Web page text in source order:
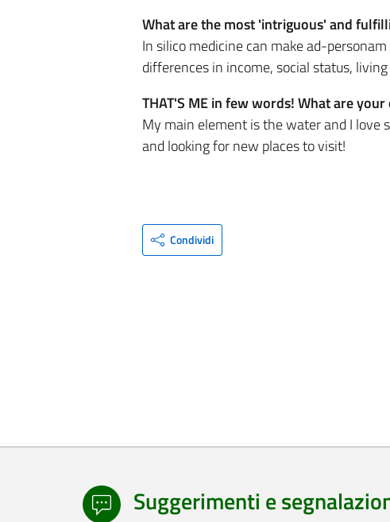
What are the most 'intriguous' and
In silico medicine can make ad-
differences in income, social status,
THAT'S ME in few words! What are
My main element is the water and I
and looking for new places to visit!
Condividi
Suggerimenti e